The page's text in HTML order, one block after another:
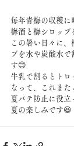
毎年青梅の収穫に
梅酒と梅シロップ
この暑い日々に、
プを水や炭酸水で
す😊
牛乳で割るとトロ
なって、これま
夏バテ防止に役立
夏の楽しみです😆